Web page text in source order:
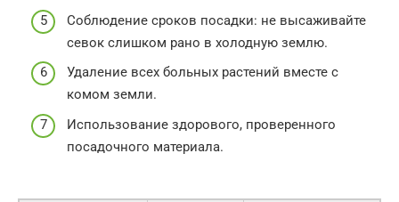
Соблюдение сроков посадки: не высаживайте
севок слишком рано в холодную землю.
Удаление всех больных растений вместе с
комом земли.
Использование здорового, проверенного
посадочного материала.